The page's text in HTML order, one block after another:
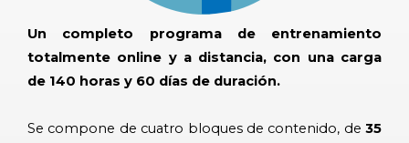
Un completo programa de entrenamiento
totalmente online y a distancia, con una carga
de 140 horas y 60 días de duración.
Se compone de cuatro bloques de contenido, de 35